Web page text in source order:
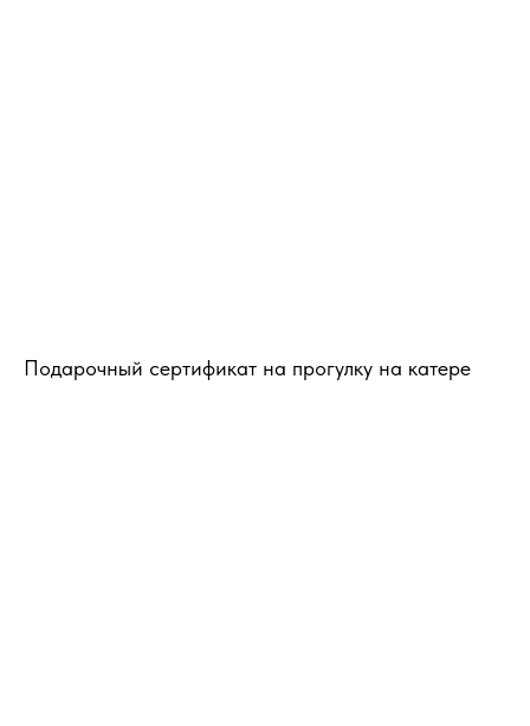
Подарочный сертификат на прогулку на катере